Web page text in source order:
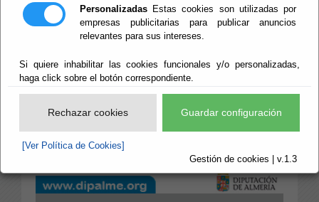
Personalizadas Estas cookies son utilizadas por
empresas publicitarias para publicar anuncios
relevantes para sus intereses.
Si quiere inhabilitar las cookies funcionales y/o personalizadas,
haga click sobre el botón correspondiente.
Rechazar cookies Guardar configuración
[Ver Política de Cookies]
Gestión de cookies | v.1.3